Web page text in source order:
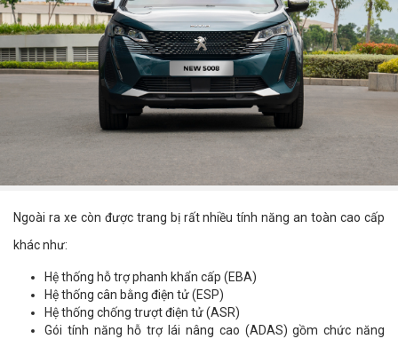
Ngoài ra xe còn được trang bị rất nhiều tính năng an toàn cao cấp
khác như:
Hệ thống hỗ trợ phanh khẩn cấp (EBA)
Hệ thống cân bằng điện tử (ESP)
Hệ thống chống trượt điện tử (ASR)
Gói tính năng hỗ trợ lái nâng cao (ADAS) gồm chức năng